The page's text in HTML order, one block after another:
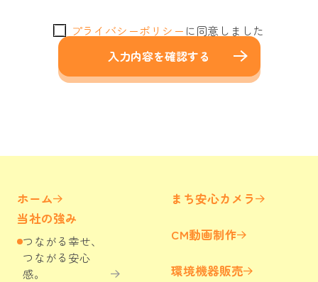
プライバシーポリシー に同意しました
入力内容を確認する
ホーム
当社の強み
つながる幸せ、
つながる安心
感。
まち安心カメラ
CM動画制作
環境機器販売